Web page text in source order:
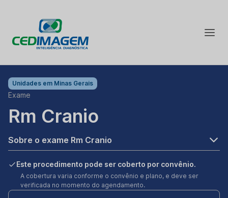
Unidades em Minas Gerais
Exame
Rm Cranio
Sobre o exame Rm Cranio
Este procedimento pode ser coberto por convênio.
A cobertura varia conforme o convênio e plano, e deve ser
verificada no momento do agendamento.